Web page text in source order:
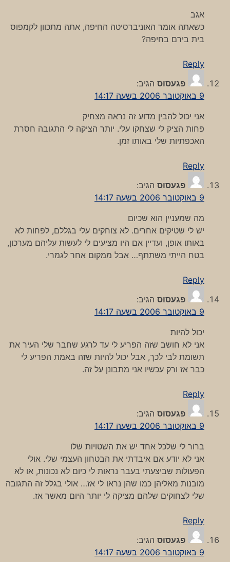
אגב
כשאתה אומר האוניברסיטה החיפה, אתה מתכוון לקמפוס
בית בירם בחיפה?
Reply
פגעסוס הגיב:
9 באוקטובר 2006 בשעה 14:17
אני יכול להבין מדוע זה נראה מצחיק
פחות הציק לי שצחקו עלי. יותר הציקה לי התגובה חסרת
האכפתיות שלי באותו זמן.
Reply
פגעסוס הגיב:
9 באוקטובר 2006 בשעה 14:17
מה שמעניין הוא שכיום
יש לי שטיקים אחרים. לא צוחקים עלי בגללם, לפחות לא
באותו אופן, ועדיין אם היו מציעים לי לעשות עליהם מערכון,
בטח הייתי משתתף… אבל ממקום אחר לגמרי.
Reply
פגעסוס הגיב:
9 באוקטובר 2006 בשעה 14:17
יכול להיות
אני לא חושב שזה הפריע לי עד לרגע שחבר שלי העיר את
תשומת לבי לכך, אבל יכול להיות שזה באמת הפריע לי
כבר אז ורק עכשיו אני מתבונן על זה.
Reply
פגעסוס הגיב:
9 באוקטובר 2006 בשעה 14:17
ברור לי שלכל אחד יש את השטויות שלו
אני לא יודע אם איבדתי את הבטחון העצמי שלי. אולי
הפעולות שביצעתי בעבר נראות לי כיום לא נכונות, או לא
מובנות מאליהן כמו שהן נראו לי אז… אולי בגלל זה התגובה
שלי לצחוקים שלהם מציקה לי יותר היום מאשר אז.
Reply
פגעסוס הגיב:
9 באוקטובר 2006 בשעה 14:17